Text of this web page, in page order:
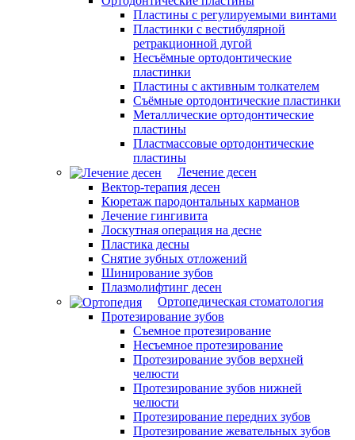
Пластины с регулируемыми винтами
Пластинки с вестибулярной
ретракционной дугой
Несъёмные ортодонтические
пластинки
Пластины с активным толкателем
Съёмные ортодонтические пластинки
Металлические ортодонтические
пластины
Пластмассовые ортодонтические
пластины
Лечение десен
Вектор-терапия десен
Кюретаж пародонтальных карманов
Лечение гингивита
Лоскутная операция на десне
Пластика десны
Снятие зубных отложений
Шинирование зубов
Плазмолифтинг десен
Ортопедическая стоматология
Протезирование зубов
Съемное протезирование
Несъемное протезирование
Протезирование зубов верхней
челюсти
Протезирование зубов нижней
челюсти
Протезирование передних зубов
Протезирование жевательных зубов